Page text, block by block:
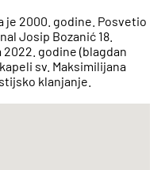
je 2000. godine. Posvetio
Josip Bozanić 18.
2022. godine (blagdan
sv. Maksimilijana
klanjanje.